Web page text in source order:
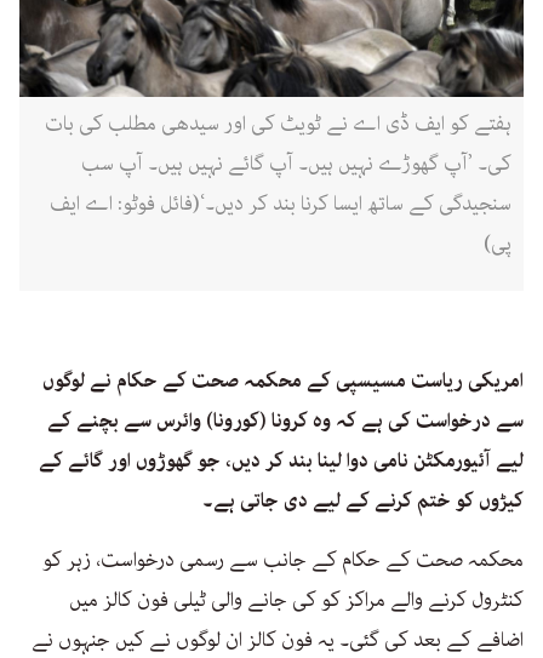
ہفتے کو ایف ڈی اے نے ٹویٹ کی اور سیدھی مطلب کی بات
کی۔ ’آپ گھوڑے نہیں ہیں۔ آپ گائے نہیں ہیں۔ آپ سب
سنجیدگی کے ساتھ ایسا کرنا بند کر دیں۔‘(فائل فوٹو: اے ایف
پی)
امریکی ریاست مسیسپی کے محکمہ صحت کے حکام نے لوگوں
سے درخواست کی ہے کہ وہ کرونا (کورونا) وائرس سے بچنے کے
لیے آئیورمکٹن نامی دوا لینا بند کر دیں، جو گھوڑوں اور گائے کے
کیڑوں کو ختم کرنے کے لیے دی جاتی ہے۔
محکمہ صحت کے حکام کے جانب سے رسمی درخواست، زہر کو
کنٹرول کرنے والے مراکز کو کی جانے والی ٹیلی فون کالز میں
اضافے کے بعد کی گئی۔ یہ فون کالز ان لوگوں نے کیں جنہوں نے